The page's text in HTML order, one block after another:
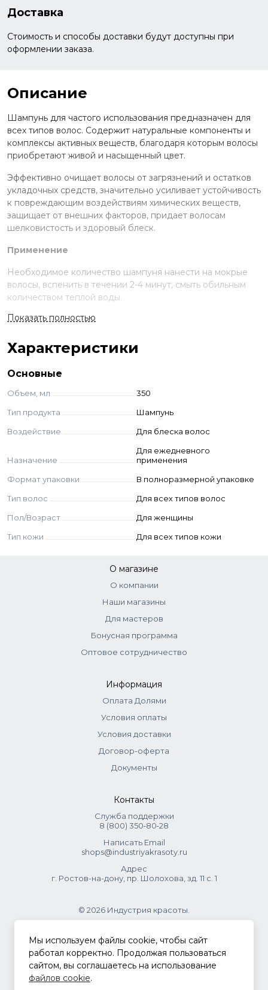
Доставка
Стоимость и способы доставки будут доступны при
оформлении заказа.
Описание
Шампунь для частого использования предназначен для
всех типов волос. Содержит натуральные компоненты и
комплексы активных веществ, благодаря которым волосы
приобретают живой и насыщенный цвет.
Эффективно очищает волосы от загрязнений и остатков
укладочных средств, значительно усиливает устойчивость
к повреждающим воздействиям химических веществ,
защищает от внешних факторов, придает волосам
шелковистость и здоровый блеск.
Применение
Необходимое количество шампуня нанести на мокрые
волосы, вспенить в течении 2-4 минут, смыть обильным
количеством теплой воды.
Ингредиенты
AQUA (WATER), SODIUM LAURETH SULFATE,
COCAMIDOPROPYL BETAINE, SODIUM CHLORIDE,
CINNAMAL, SODIUM CITRATE, GLYCERIN,
STYRENE/ACRYLATES COPOLYMER, CITRIC ACID, 2-
Показать полностью
Характеристики
Основные
Объем, мл
350
Тип продукта
Шампунь
Воздействие
Для блеска волос
Назначение
Для ежедневного
применения
Формат упаковки
В полноразмерной упаковке
Тип волос
Для всех типов волос
Пол/Возраст
Для женщины
Тип кожи
Для всех типов кожи
О магазине
О компании
Наши магазины
Для мастеров
Бонусная программа
Оптовое сотрудничество
Информация
Оплата Долями
Условия оплаты
Условия доставки
Договор-оферта
Документы
Контакты
Служба поддержки
8 (800) 350‑80‑28
Написать Email
shops@industriyakrasoty.ru
Адрес
г. Ростов-на-дону, пр. Шолохова, зд. 11 с. 1
© 2026 Индустрия красоты.
.
Политика конфиденциальности
Мы используем файлы cookie, чтобы сайт
работал корректно. Продолжая пользоваться
сайтом, вы соглашаетесь на использование
файлов cookie.